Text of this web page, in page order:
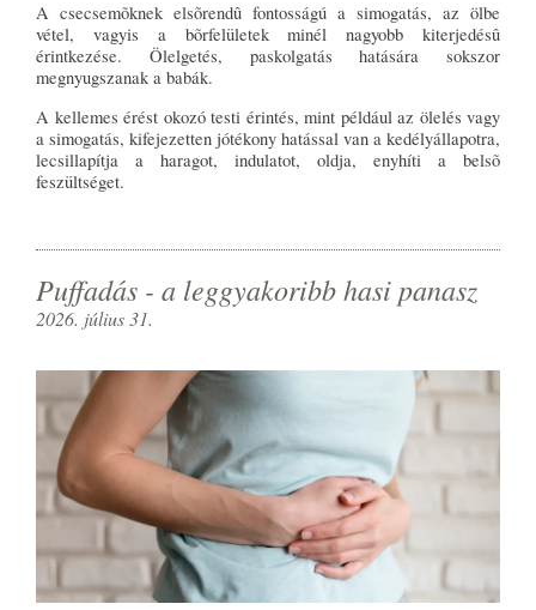
A csecsemõknek elsõrendû fontosságú a simogatás, az ölbe
vétel, vagyis a bõrfelületek minél nagyobb kiterjedésû
érintkezése. Ölelgetés, paskolgatás hatására sokszor
megnyugszanak a babák.
A kellemes érést okozó testi érintés, mint például az ölelés vagy
a simogatás, kifejezetten jótékony hatással van a kedélyállapotra,
lecsillapítja a haragot, indulatot, oldja, enyhíti a belsõ
feszültséget.
Puffadás - a leggyakoribb hasi panasz
2026. július 31.